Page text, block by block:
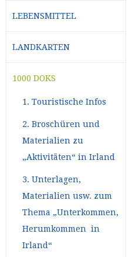
1
LEBENSMITTEL
LANDKARTEN
1000 DOKS
1. Touristische Infos
2. Broschüren und
Materialien zu
„Aktivitäten“ in Irland
3. Unterlagen,
Materialien usw. zum
Thema „Unterkommen,
Herumkommen in
Irland“